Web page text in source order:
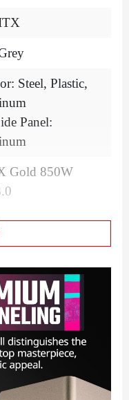
Steel, Plastic,
Panel:
Gold 850W
3